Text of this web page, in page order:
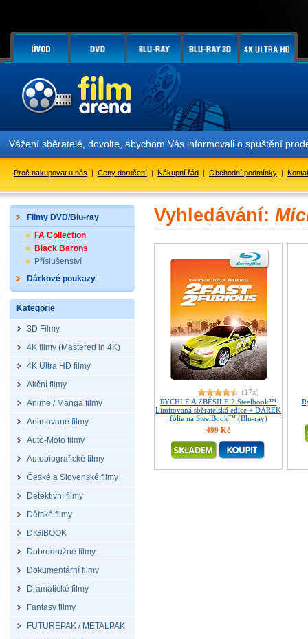
Vážení sběratelé, dovolte, abychom Vás informovali o spuštění
Proč nakupovat u nás | Ceny doručení | Nákupní řád | Obchodní podmínky |
Filmy DVD/Blu-ray
FA Collection
Black Barons
Příslušenství
Dárkové poukazy
Kategorie
3D Filmy
4K filmy (Mastered in 4K)
4K Ultra HD filmy
Akční filmy
Anime / Manga filmy
Animované filmy
Auto-Moto filmy
Autobiografické filmy
České a Slovenské filmy
Detektivní filmy
Dětské filmy
DIGIBOOK
Dobrodružné filmy
Dokumentární filmy
Dramatické filmy
Fantasy filmy
FUTUREPAK / METALPAK
Vyhledávání:
(17x)
RYCHLE A ZBĚSILE 2 Steelbook™
Limitovaná sběratelská edice + DÁREK
fólie na SteelBook™ (Blu-ray)
499 Kč